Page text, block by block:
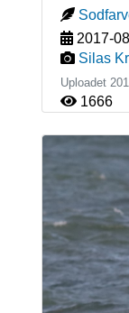
2017-
Silas
Uploadet
1666